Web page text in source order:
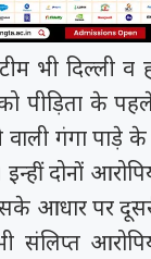
भी दिल्ली व
पीड़िता के
गंगा पाड़े
दोनों
आधार पर
संलिप्त